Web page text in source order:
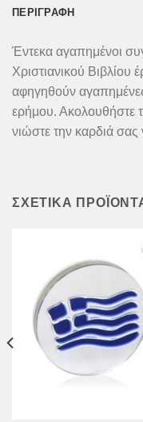
ΠΕΡΙΓΡΑΦΉ
Έντεκα αγαπημένοι
Χριστιανικού Βιβλίου
αφηγηθούν
ερήμου. Ακολουθήστε
νιώστε την καρδιά σας
ΣΧΕΤΙΚΆ
στη